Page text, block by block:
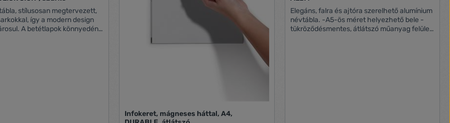
stílusosan megtervezett,
így a modern design
könnyedén
Infokeret, mágneses háttal, A4,
Elegáns, falra és ajtóra szerelhető alumínium
névtábla. -A5-ös méret helyezhető bele -
tükröződésmentes, átlátszó műanyag felület